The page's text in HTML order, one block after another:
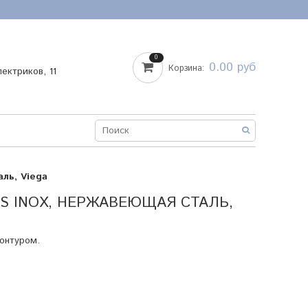
11
0
Корзина: 0.00 руб
Viega
INOX, НЕРЖАВЕЮЩАЯ СТАЛЬ,